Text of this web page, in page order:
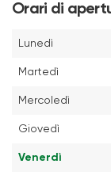
Orari di
Lunedì
Martedì
Mercoledì
Giovedì
Venerdì